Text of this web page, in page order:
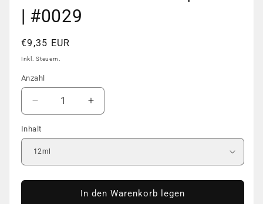
| #0029
Normaler
Preis
€9,35 EUR
Inkl. Steuern.
Anzahl
Anzahl
Verringere
die
Menge
für
COLOR
GEL
POLISH
Erhöhe
die
für
GEL
POLISH
|
Inhalt
In den Warenkorb legen